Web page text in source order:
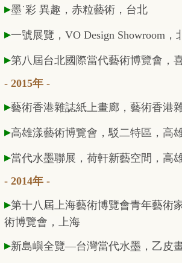
▸墨˙彩 異趣，赤粒藝術，台北
▸一號展覽，VO Design Showroom，
▸第八屆台北國際當代藝術博覽會，
- 2015年 -
▸藝術香港雜誌紙上畫廊，藝術香港
▸高雄漾藝術博覽會，駁二特區，高
▸當代水墨聯展，荷軒新藝空間，高
- 2014年 -
▸第十八屆上海藝術博覽會青年藝術
術博覽會，上海
▸新島嶼全覽—台灣當代水墨，乙皮